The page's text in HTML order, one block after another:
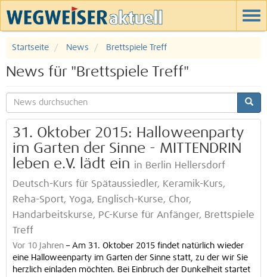
Startseite News Brettspiele Treff
News für "Brettspiele Treff"
31. Oktober 2015: Halloweenparty
im Garten der Sinne - MITTENDRIN
leben e.V. lädt ein in Berlin Hellersdorf
Deutsch-Kurs für Spätaussiedler, Keramik-Kurs,
Reha-Sport, Yoga, Englisch-Kurse, Chor,
Handarbeitskurse, PC-Kurse für Anfänger, Brettspiele
Treff
Vor 10 Jahren – Am 31. Oktober 2015 findet natürlich wieder
eine Halloweenparty im Garten der Sinne statt, zu der wir Sie
herzlich einladen möchten. Bei Einbruch der Dunkelheit startet